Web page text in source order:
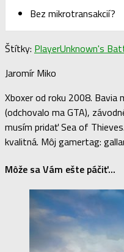
Bez mikrotransakcií?
Štítky: PlayerUnknown's
Jaromír Miko
Xboxer od roku 2008. Bavia
(odchovalo ma GTA),
musím pridať Sea of
kvalitná. Môj gamertag:
Môže sa Vám ešte páčiť...